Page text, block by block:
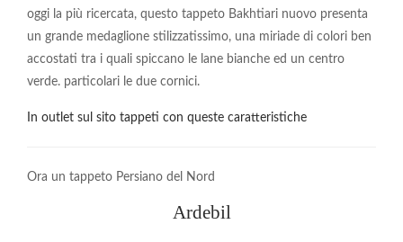
oggi la più ricercata, questo tappeto Bakhtiari nuovo presenta
un grande medaglione stilizzatissimo, una miriade di colori ben
accostati tra i quali spiccano le lane bianche ed un centro
verde. particolari le due cornici.
In outlet sul sito tappeti con queste caratteristiche
Ora un tappeto Persiano del Nord
Ardebil